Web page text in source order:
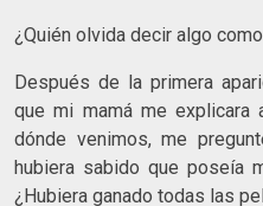
¿Quién olvida decir algo
Después de la primera
que mi mamá me
dónde venimos, me
hubiera sabido que poseía
¿Hubiera ganado todas las